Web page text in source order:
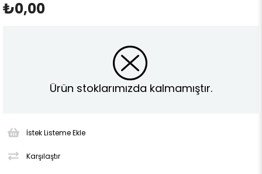
₺0,00
Ürün stoklarımızda kalmamıştır.
İstek Listeme Ekle
Karşılaştır